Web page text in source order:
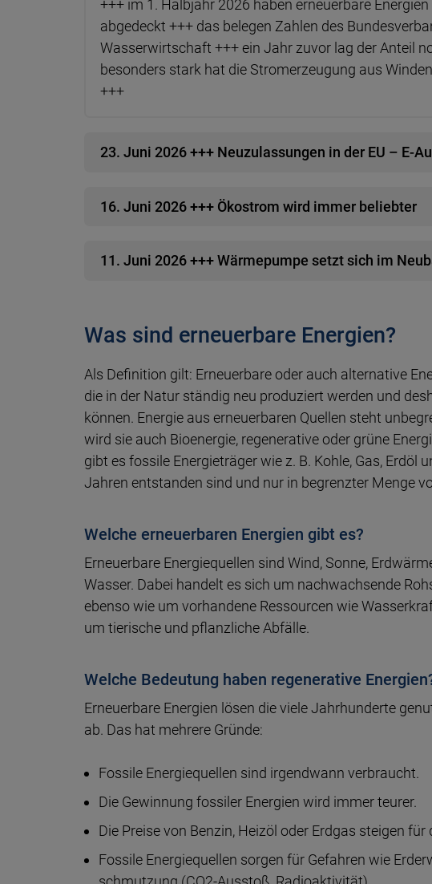
+++ im 1. Halbjahr 2026 haben erneuerbare
abgedeckt +++ das belegen Zahlen des
Wasserwirtschaft +++ ein Jahr zuvor lag der Anteil
besonders stark hat die Stromerzeugung aus
+++
23. Juni 2026 +++ Neuzulassungen in der EU – E-
16. Juni 2026 +++ Ökostrom wird immer beliebter
11. Juni 2026 +++ Wärmepumpe setzt sich im
Was sind erneuerbare Energien?
Als Definition gilt: Erneuer­bare oder auch alter­nati­ve
die in der Natur stän­dig neu produ­ziert wer­den und
kön­nen. Ener­gie aus erneuer­ba­ren Quel­len steht
wird sie auch Bio­ener­gie, regenera­tive oder grüne
gibt es fossi­le Energie­trä­ger wie z. B. Koh­le, Gas, Erdöl
Jah­ren ent­stan­den sind und nur in begrenz­ter Menge
Welche erneuerbaren Energien gibt es?
Erneuer­bare Energie­quel­len sind Wind, Sonne,
Was­ser. Dabei han­delt es sich um nach­wachsen­de
eben­so wie um vor­hande­ne Ressour­cen wie
um tie­rische und pflanz­liche Ab­fälle.
Welche Bedeutung haben regenerative
Erneuerbare Ener­gien lö­sen die viele Jahr­hunder­te
ab. Das hat mehre­re Grün­de:
Fossi­le Energie­quel­len sind irgend­wann ver­braucht.
Die Gewin­nung fossi­ler Energi­en wird immer teu­rer.
Die Preise von Ben­zin, Heiz­öl oder Erd­gas stei­gen für
Fossi­le Energie­quel­len sor­gen für Gefah­ren wie